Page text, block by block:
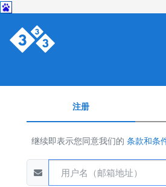
注册
继续即表示您同意我们的 条款和条